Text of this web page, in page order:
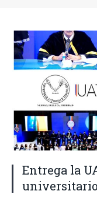
Entrega la